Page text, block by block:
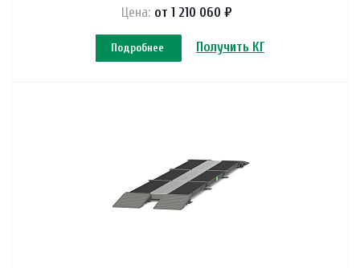
Цена: от 1 210 060 ₽
Подробнее Получить КП